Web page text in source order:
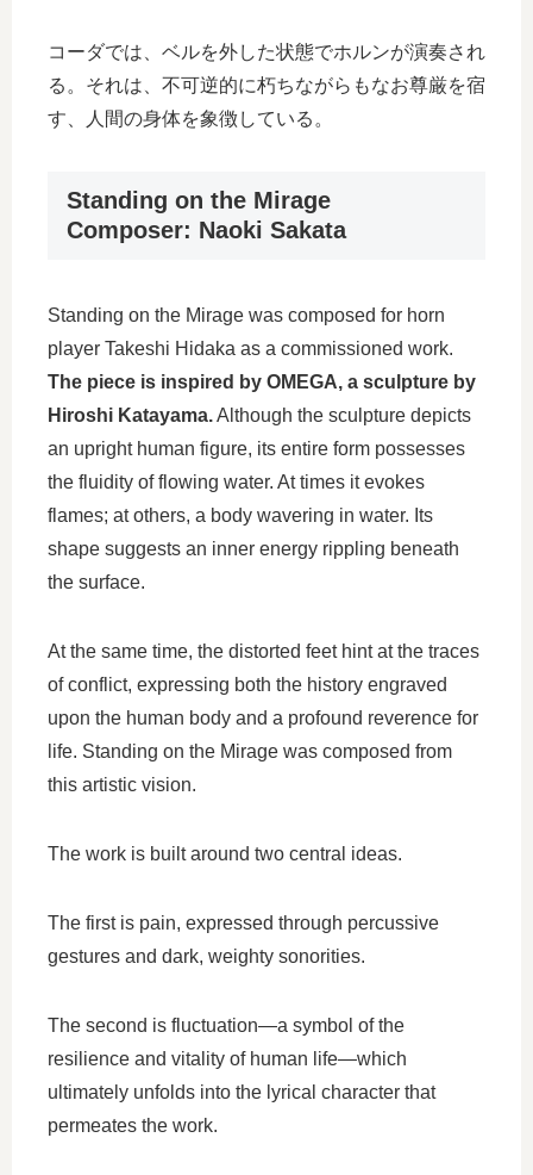
コーダでは、ベルを外した状態でホルンが演奏され
る。それは、不可逆的に朽ちながらもなお尊厳を宿
す、人間の身体を象徴している。
Standing on the Mirage
Composer: Naoki Sakata
Standing on the Mirage was composed for horn
player Takeshi Hidaka as a commissioned work.
The piece is inspired by OMEGA, a sculpture by
Hiroshi Katayama.Although the sculpture depicts
an upright human figure, its entire form possesses
the fluidity of flowing water. At times it evokes
flames; at others, a body wavering in water. Its
shape suggests an inner energy rippling beneath
the surface.
At the same time, the distorted feet hint at the traces
of conflict, expressing both the history engraved
upon the human body and a profound reverence for
life. Standing on the Mirage was composed from
this artistic vision.
The work is built around two central ideas.
The first is pain, expressed through percussive
gestures and dark, weighty sonorities.
The second is fluctuation—a symbol of the
resilience and vitality of human life—which
ultimately unfolds into the lyrical character that
permeates the work.